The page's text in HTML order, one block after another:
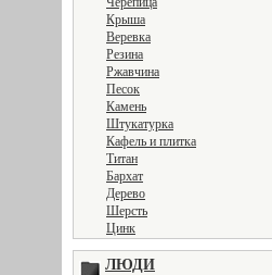
Крыша
Веревка
Резина
Ржавчина
Песок
Камень
Штукатурка
Кафель и плитка
Титан
Бархат
Дерево
Шерсть
Цинк
ЛЮДИ